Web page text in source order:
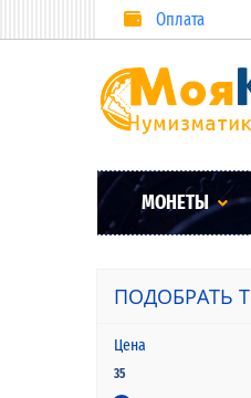
Оплата
МОНЕТЫ
ПОДОБРАТЬ
Цена
35